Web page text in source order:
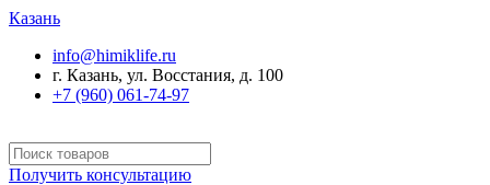
Казань
info@himiklife.ru
г. Казань, ул. Восстания, д. 100
+7 (960) 061-74-97
Получить консультацию